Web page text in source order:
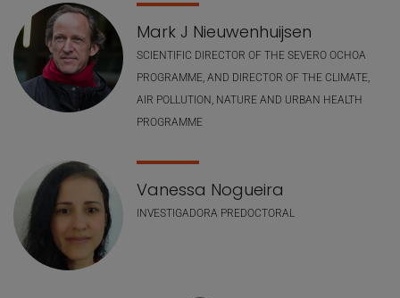
Lista de personal
Mark J Nieuwenhuijsen
SCIENTIFIC DIRECTOR OF THE SEVERO OCHOA
PROGRAMME, AND DIRECTOR OF THE CLIMATE,
AIR POLLUTION, NATURE AND URBAN HEALTH
PROGRAMME
Vanessa Nogueira
INVESTIGADORA PREDOCTORAL